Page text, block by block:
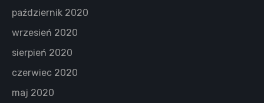
październik 2020
wrzesień 2020
sierpień 2020
czerwiec 2020
maj 2020